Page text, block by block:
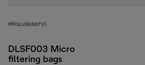
PŘÍSLUŠENSTVÍ
DLSF003 Micro
filtering bags